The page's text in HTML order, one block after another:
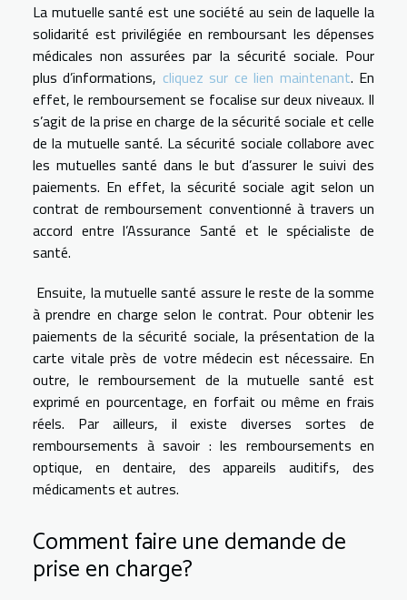
La mutuelle santé est une société au sein de laquelle la
solidarité est privilégiée en remboursant les dépenses
médicales non assurées par la sécurité sociale. Pour
plus d’informations, cliquez sur ce lien maintenant. En
effet, le remboursement se focalise sur deux niveaux. Il
s’agit de la prise en charge de la sécurité sociale et celle
de la mutuelle santé. La sécurité sociale collabore avec
les mutuelles santé dans le but d’assurer le suivi des
paiements. En effet, la sécurité sociale agit selon un
contrat de remboursement conventionné à travers un
accord entre l’Assurance Santé et le spécialiste de
santé.
Ensuite, la mutuelle santé assure le reste de la somme
à prendre en charge selon le contrat. Pour obtenir les
paiements de la sécurité sociale, la présentation de la
carte vitale près de votre médecin est nécessaire. En
outre, le remboursement de la mutuelle santé est
exprimé en pourcentage, en forfait ou même en frais
réels. Par ailleurs, il existe diverses sortes de
remboursements à savoir : les remboursements en
optique, en dentaire, des appareils auditifs, des
médicaments et autres.
Comment faire une demande de
prise en charge?